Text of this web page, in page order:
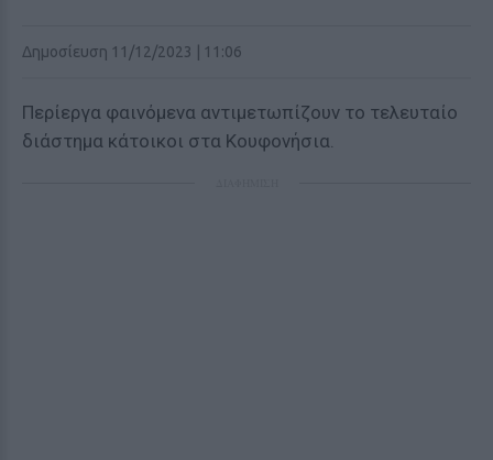
Δημοσίευση 11/12/2023 | 11:06
Περίεργα φαινόμενα αντιμετωπίζουν το τελευταίο
διάστημα κάτοικοι στα Κουφονήσια.